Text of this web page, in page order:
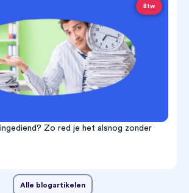
Btw
Zo red je het alsnog zonder
Alle blogartikelen